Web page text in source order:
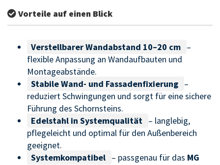
Vorteile auf einen Blick
Verstellbarer Wandabstand 10–20 cm –
flexible Anpassung an Wandaufbauten und
Montageabstände.
Stabile Wand- und Fassadenfixierung –
reduziert Schwingungen und sorgt für eine sichere
Führung des Schornsteins.
Edelstahl in Systemqualität – langlebig,
pflegeleicht und optimal für den Außenbereich
geeignet.
Systemkompatibel – passgenau für das MG